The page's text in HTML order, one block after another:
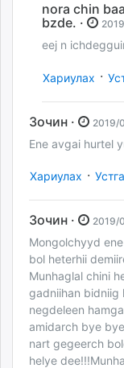
nora chin
bzde. ·
eej n
Хариулах ·
Зочин · 2019/
Ene avgai hurtel
Хариулах ·
Зочин · 2019/
Mongolchyyd
bol heterhii
Munhaglal chini
gadniihan bidniig
negdeleen
amidarch bye
nart gegeerch
helye